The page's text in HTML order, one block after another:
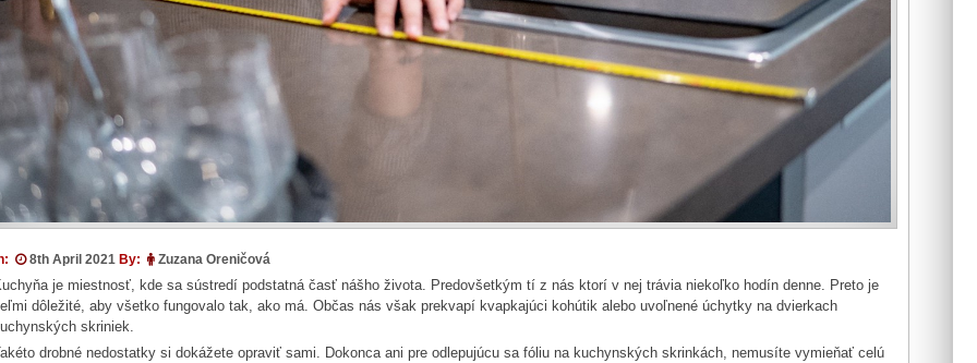
8th April 2021 By: Zuzana Oreničová
je miestnosť, kde sa sústredí podstatná časť nášho života. Predovšetkým tí z nás ktorí v nej trávia niekoľko hodín denne. Preto je
dôležité, aby všetko fungovalo tak, ako má. Občas nás však prekvapí kvapkajúci kohútik alebo uvoľnené úchytky na dvierkach
skriniek.
drobné nedostatky si dokážete opraviť sami. Dokonca ani pre odlepujúcu sa fóliu na kuchynských skrinkách, nemusíte vymieňať celú